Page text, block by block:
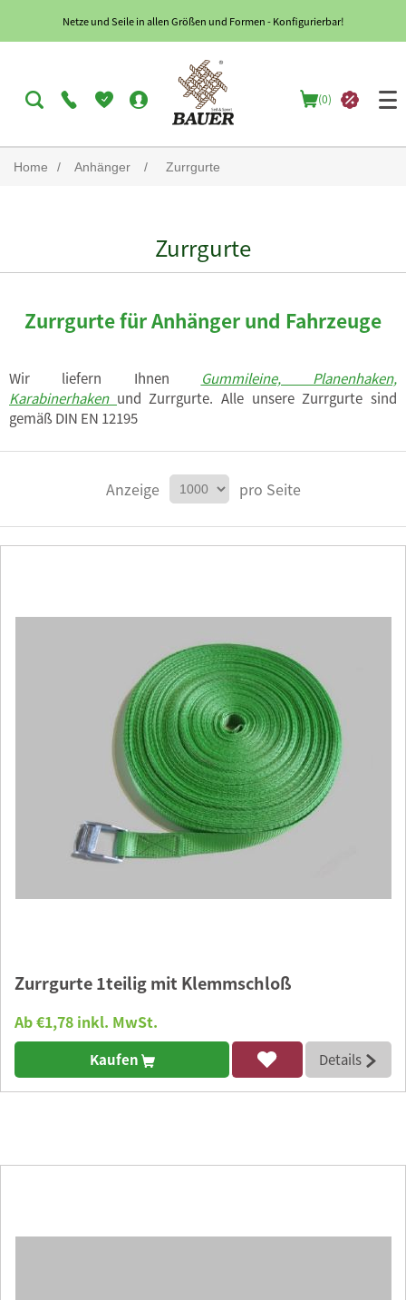
Netze und Seile in allen Größen und Formen - Konfigurierbar!
(0)
Home / Anhänger / Zurrgurte
Zurrgurte
Zurrgurte für Anhänger und Fahrzeuge
Wir liefern Ihnen
Gummileine, Planenhaken,
Karabinerhaken und Zurrgurte. Alle unsere Zurrgurte sind
gemäß DIN EN 12195
Anzeige pro Seite
Zurrgurte 1teilig mit Klemmschloß
Ab €1,78 inkl. MwSt.
Kaufen Details